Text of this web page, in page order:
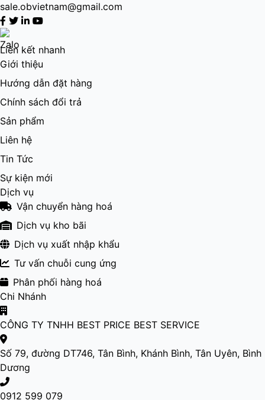
sale.obvietnam@gmail.com
Liên kết nhanh
Giới thiệu
Hướng dẫn đặt hàng
Chính sách đổi trả
Sản phẩm
Liên hệ
Tin Tức
Sự kiện mới
Dịch vụ
Vận chuyển hàng hoá
Dịch vụ kho bãi
Dịch vụ xuất nhập khẩu
Tư vấn chuỗi cung ứng
Phân phối hàng hoá
Chi Nhánh
CÔNG TY TNHH BEST PRICE BEST SERVICE
Số 79, đường DT746, Tân Bình, Khánh Bình, Tân Uyên, Bình
Dương
0912 599 079